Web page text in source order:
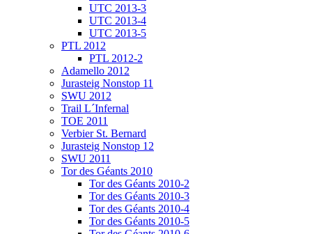
UTC 2013-3
UTC 2013-4
UTC 2013-5
PTL 2012
PTL 2012-2
Adamello 2012
Jurasteig Nonstop 11
SWU 2012
Trail L´Infernal
TOE 2011
Verbier St. Bernard
Jurasteig Nonstop 12
SWU 2011
Tor des Géants 2010
Tor des Géants 2010-2
Tor des Géants 2010-3
Tor des Géants 2010-4
Tor des Géants 2010-5